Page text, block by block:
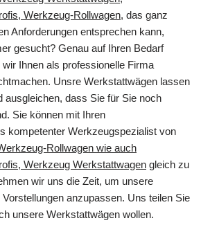
Werkzeug-Rollwagen, das ganz
Anforderungen entsprechen kann,
gesucht? Genau auf Ihren Bedarf
Ihnen als professionelle Firma
Unsre Werkstattwägen lassen
ausgleichen, dass Sie für Sie noch
Sie können mit Ihren
kompetenter Werkzeugspezialist von
Rollwagen wie auch
Werkzeug Werkstattwagen gleich zu
wir uns die Zeit, um unsere
anzupassen. Uns teilen Sie
unsere Werkstattwägen wollen.